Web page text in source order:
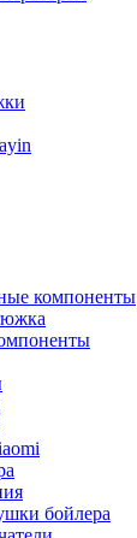
компоненты
бойлера